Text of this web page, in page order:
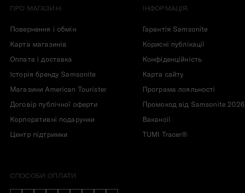
ПРО МАГАЗИН:
Повернення і обмін
Карта магазинів
Оплата і доставка
Історія бренду Samsonite
Магазини American Tourister
Договір публічної оферти
Корпоративні подарунки
Центр підтримки
ІНФОРМАЦІЯ:
Гарантія Samsonite
Корисні публікації
Конфіденційність
Карта сайту
Програма лояльності
Промокод від Samsonite 2026
Вакансії
TUMI Tracer®
СПОСОБИ ОПЛАТИ